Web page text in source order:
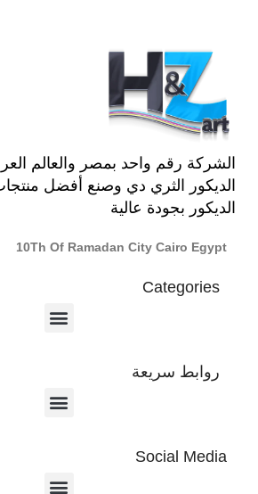
الشركة رقم واحد بمصر والعالم
الديكور الثري دي وصنع أفضل
الديكور بجودة عالية
10Th Of Ramadan City Cairo Egypt
Categories
روابط سريعة
Social Media